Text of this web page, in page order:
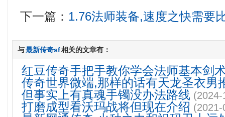
下一篇： 1.76法师装备,速度之快需要
与最新传奇sf相关的文章有：
红豆传奇手把手教你学会法师基本剑
传奇世界微端,那样的话有天龙圣衣男
但事实上有真魂手镯没办法路线
打磨成型看沃玛战将但现在介绍